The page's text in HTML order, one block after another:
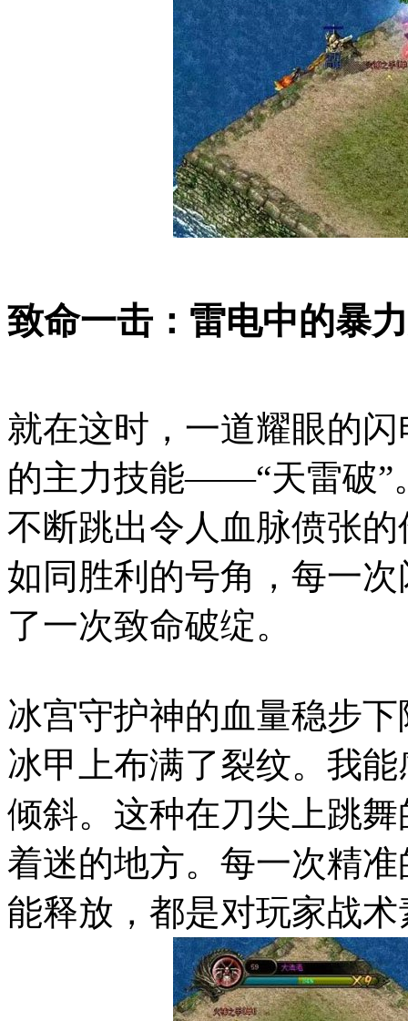
致命一击：雷电中的暴
就在这时，一道耀眼的
的主力技能——“天雷破”
不断跳出令人血脉偾张
如同胜利的号角，每一
了一次致命破绽。
冰宫守护神的血量稳步
冰甲上布满了裂纹。我
倾斜。这种在刀尖上跳
着迷的地方。每一次精
能释放，都是对玩家战